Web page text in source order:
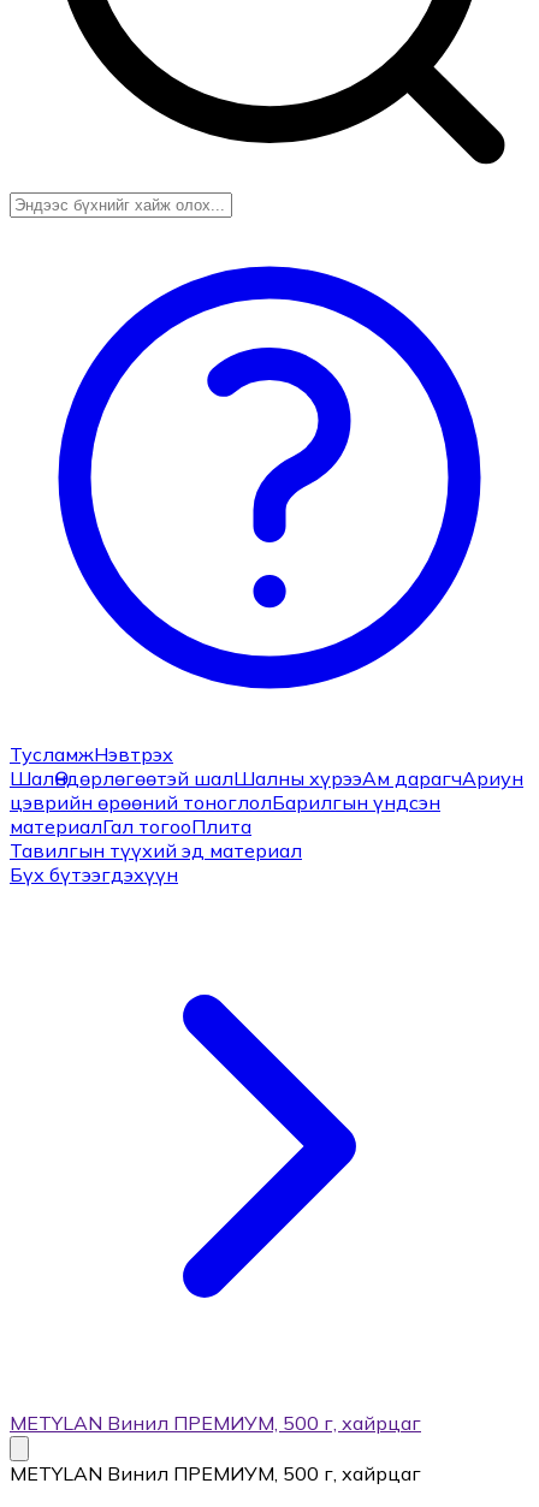
ТусламжНэвтрэх
ШалӨндөрлөгөөтэй шалШалны хүрээАм дарагчАриун
цэврийн өрөөний тоноглолБарилгын үндсэн
материалГал тогооПлита
Тавилгын түүхий эд материал
Бүх бүтээгдэхүүн
METYLAN Винил ПРЕМИУМ, 500 г, хайрцаг
METYLAN Винил ПРЕМИУМ, 500 г, хайрцаг